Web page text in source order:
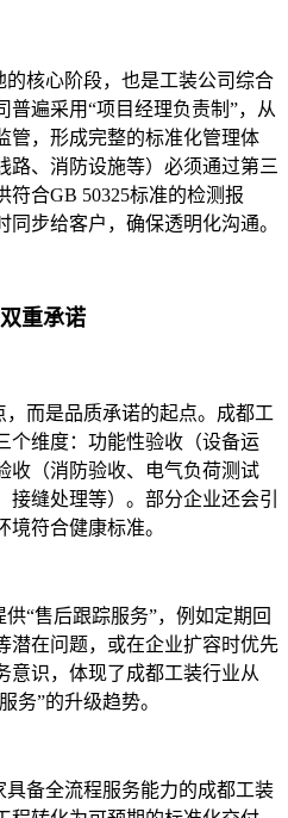
核心阶段，也是工装公司综合
普遍采用“项目经理负责制”，从
管，形成完整的标准化管理体
路、消防设施等）必须通过第三
符合GB 50325标准的检测报
步给客户，确保透明化沟通。
重承诺
而是品质承诺的起点。成都工
个维度：功能性验收（设备运
收（消防验收、电气负荷测试
缝处理等）。部分企业还会引
境符合健康标准。
“售后跟踪服务”，例如定期回
潜在问题，或在企业扩容时优先
意识，体现了成都工装行业从
务”的升级趋势。
备全流程服务能力的成都工装